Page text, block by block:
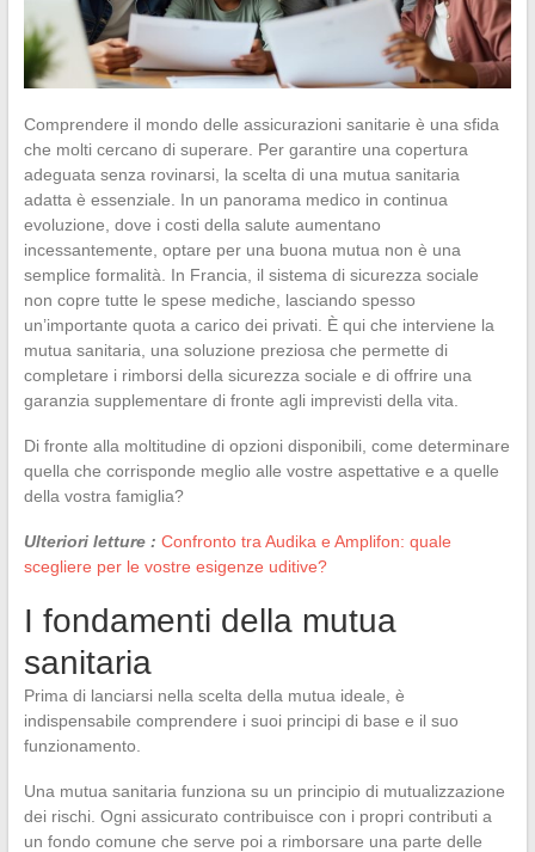
Comprendere il mondo delle assicurazioni sanitarie è una sfida
che molti cercano di superare. Per garantire una copertura
adeguata senza rovinarsi, la scelta di una mutua sanitaria
adatta è essenziale. In un panorama medico in continua
evoluzione, dove i costi della salute aumentano
incessantemente, optare per una buona mutua non è una
semplice formalità. In Francia, il sistema di sicurezza sociale
non copre tutte le spese mediche, lasciando spesso
un’importante quota a carico dei privati. È qui che interviene la
mutua sanitaria, una soluzione preziosa che permette di
completare i rimborsi della sicurezza sociale e di offrire una
garanzia supplementare di fronte agli imprevisti della vita.
Di fronte alla moltitudine di opzioni disponibili, come determinare
quella che corrisponde meglio alle vostre aspettative e a quelle
della vostra famiglia?
Ulteriori letture : Confronto tra Audika e Amplifon: quale
scegliere per le vostre esigenze uditive?
I fondamenti della mutua
sanitaria
Prima di lanciarsi nella scelta della mutua ideale, è
indispensabile comprendere i suoi principi di base e il suo
funzionamento.
Una mutua sanitaria funziona su un principio di mutualizzazione
dei rischi. Ogni assicurato contribuisce con i propri contributi a
un fondo comune che serve poi a rimborsare una parte delle